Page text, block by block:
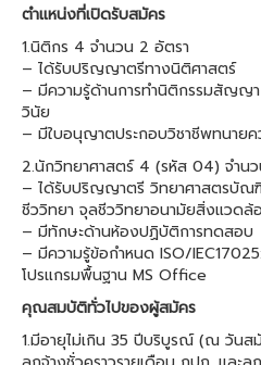
ตำแหน่งที่เปิดรับสมัคร
1.นิติกร 4 จำนวน 2 อัตรา
– ได้รับปริญญาตรีทางนิติศาสตร์
– มีความรู้ด้านการทำนิติกรรมสัญญ
วินัย
– มีใบอนุญาตประกอบวิชาชีพทนายค
2.นักวิทยาศาสตร์ 4 (รหัส 04) จำน
– ได้รับปริญญาตรี วิทยาศาสตรบัณ
ชีววิทยา จุลชีววิทยาอนามัยสิ่งแวดล้
– มีทักษะด้านห้องปฏิบัติการทดสอบ
– มีความรู้ข้อกำหนด ISO/
โปรแกรมพื้นฐาน MS Office
คุณสมบัติทั่วไปของผู้สมัคร
1.มีอายุไม่เกิน 35 ปีบริบูรณ์ (ณ วันส